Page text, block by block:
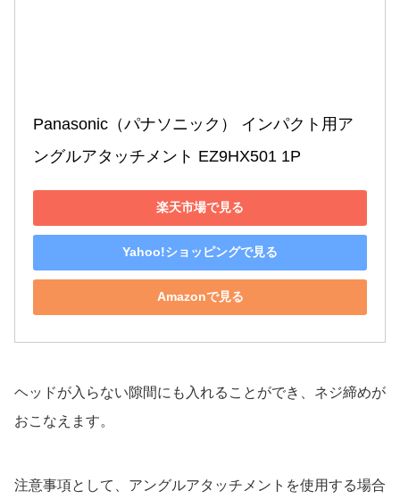
Panasonic（パナソニック） インパクト用ア
ングルアタッチメント EZ9HX501 1P
楽天市場で見る
Yahoo!ショッピングで見る
Amazonで見る
ヘッドが入らない隙間にも入れることができ、ネジ締めが
おこなえます。
注意事項として、アングルアタッチメントを使用する場合